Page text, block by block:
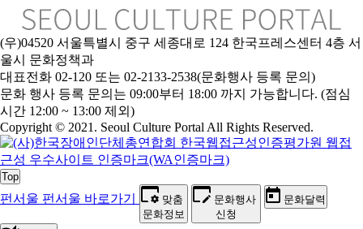
(우)04520 서울특별시 중구 세종대로 124 한국프레스센터 4층 서
울시 문화정책과
대표전화 02-120 또는 02-2133-2538(문화행사 등록 문의)
문화 행사 등록 문의는 09:00부터 18:00 까지 가능합니다. (점심
시간 12:00 ~ 13:00 제외)
Copyright © 2021. Seoul Culture Portal All Rights Reserved.
Top
펀서울 펀서울 바로가기
맞춤
문화정보
문화행사
신청
문화달력